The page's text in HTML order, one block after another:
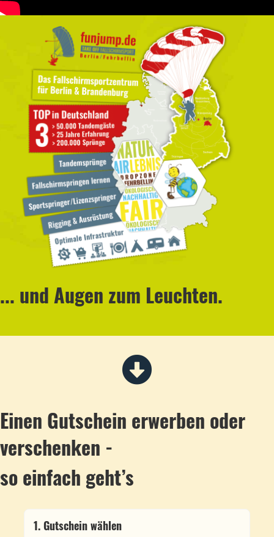
... und Augen zum Leuchten.
Einen Gutschein erwerben oder
verschenken -
so einfach geht’s
1. Gutschein wählen